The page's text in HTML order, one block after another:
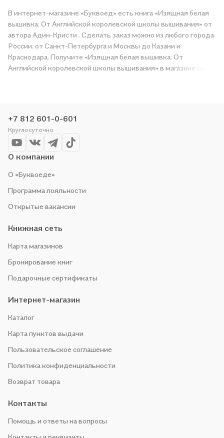
В интернет-магазине «Буквоед» есть книга «Изящная белая
вышивка: От Английской королевской школы вышивания» от
автора Адин-Кристи . Сделать заказ можно из любого города
России: от Санкт-Петербурга и Москвы до Казани и
Краснодара. Получите «Изящная белая вышивка: От
Английской королевской школы вышивания» в магазине сети
выгоду!
+7 812 601-0-601
Круглосуточно
О компании
О «Буквоеде»
Программа лояльности
Открытые вакансии
Книжная сеть
Карта магазинов
Бронирование книг
Подарочные сертификаты
Интернет-магазин
Каталог
Карта пунктов выдачи
Пользовательское соглашение
Политика конфиденциальности
Возврат товара
Контакты
Помощь и ответы на вопросы